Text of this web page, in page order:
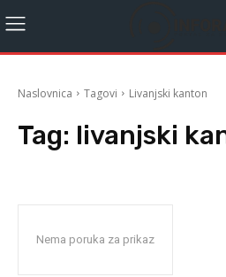
Naslovnica Tagovi Livanjski kanton
Tag: livanjski
Nema poruka za prikaz